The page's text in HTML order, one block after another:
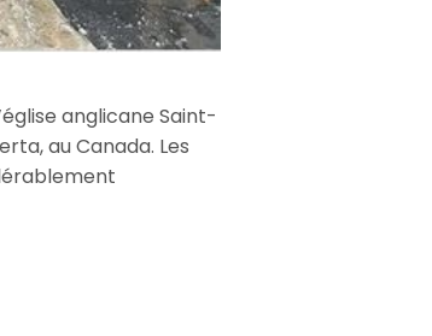
anglicane Saint-
au Canada. Les